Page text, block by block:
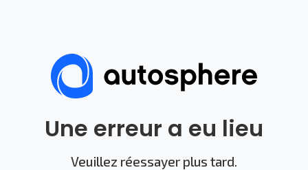
Une erreur a eu lieu
Veuillez réessayer plus tard.